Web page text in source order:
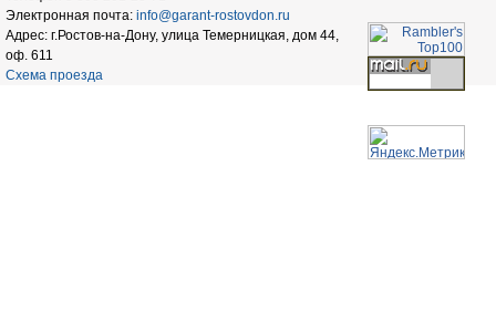
Электронная почта: info@garant-rostovdon.ru
Адрес: г.Ростов-на-Дону, улица Темерницкая, дом 44,
оф. 611
Схема проезда